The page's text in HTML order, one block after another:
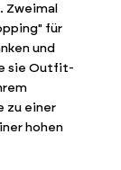
Zweimal
für
und
sie Outfit-
zu einer
hohen